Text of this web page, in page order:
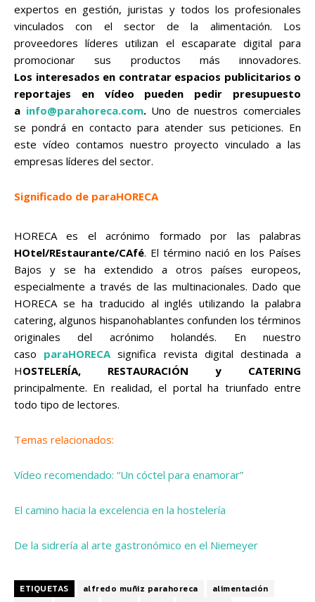
expertos en gestión, juristas y todos los profesionales
vinculados con el sector de la alimentación. Los
proveedores líderes utilizan el escaparate digital para
promocionar sus productos más innovadores.
Los interesados en contratar espacios publicitarios o
reportajes en vídeo pueden pedir presupuesto
a info@parahoreca.com.Uno de nuestros comerciales
se pondrá en contacto para atender sus peticiones. En
este vídeo contamos nuestro proyecto vinculado a las
empresas líderes del sector.
Significado de paraHORECA
HORECA es el acrónimo formado por las palabras
HOtel/REstaurante/CAfé. El término nació en los Países
Bajos y se ha extendido a otros países europeos,
especialmente a través de las multinacionales. Dado que
HORECA se ha traducido al inglés utilizando la palabra
catering, algunos hispanohablantes confunden los términos
originales del acrónimo holandés. En nuestro
caso paraHORECAsignifica revista digital destinada a
HOSTELERÍA, RESTAURACIÓN y CATERING
principalmente. En realidad, el portal ha triunfado entre
todo tipo de lectores.
Temas relacionados:
Vídeo recomendado: “Un cóctel para enamorar”
El camino hacia la excelencia en la hostelería
De la sidrería al arte gastronómico en el Niemeyer
ETIQUETAS alfredo muñiz parahoreca
alimentación